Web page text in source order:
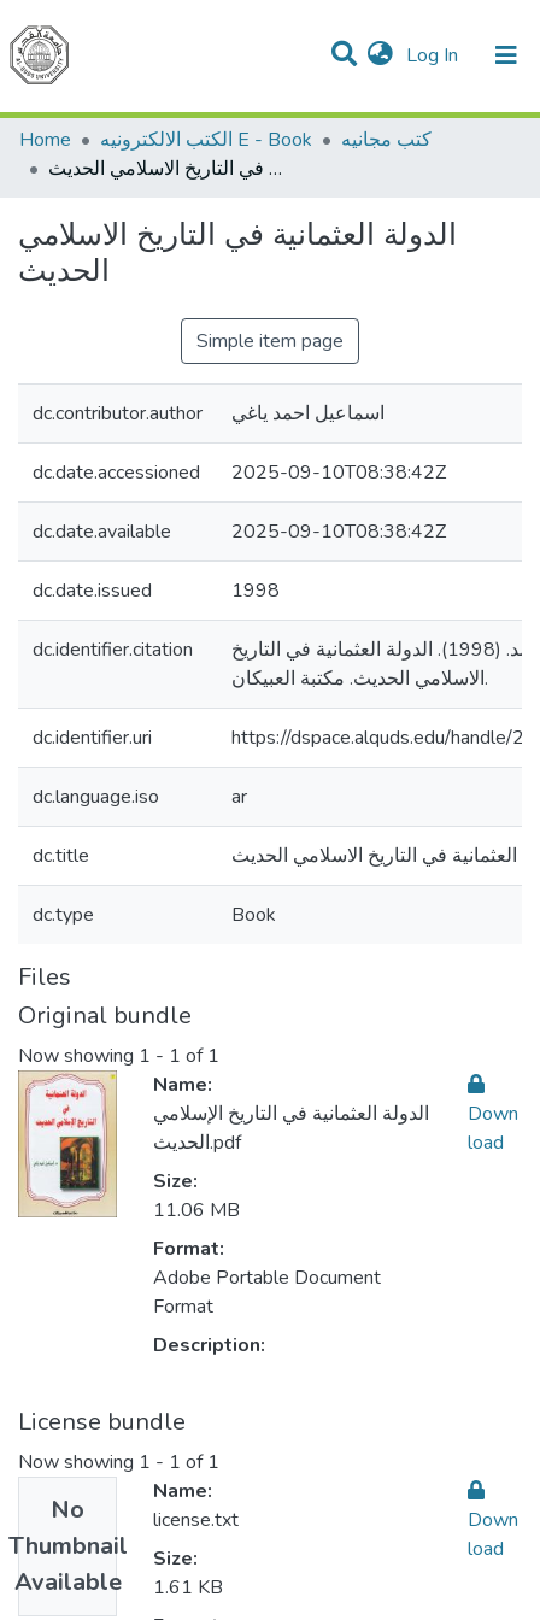
Log In (current)
Communities & Collections
All of DSpace
Home
الكتب الالكترونيه E - Book
كتب مجانيه
الدولة العثمانية في التاريخ الاسلامي الحديث
الدولة العثمانية في التاريخ الاسلامي
الحديث
Simple item page
dc.contributor.author اسماعيل احمد ياغي
dc.date.accessioned 2025-09-10T08:38:42Z
dc.date.available 2025-09-10T08:38:42Z
dc.date.issued 1998
dc.identifier.citation
ياغي، اسماعيل احمد. (1998). الدولة العثمانية في التاريخ
الاسلامي الحديث. مكتبة العبيكان.
dc.identifier.uri https://dspace.alquds.edu/handle/
dc.language.iso ar
dc.title العثمانية في التاريخ الاسلامي الحديث
dc.type Book
Files
Original bundle
Now showing 1 - 1 of 1
Name:
الدولة العثمانية في التاريخ الإسلامي
الحديث.pdf
Size:
11.06 MB
Format:
Adobe Portable Document
Format
Description:
Down
load
License bundle
Now showing 1 - 1 of 1
No
Thumbnail
Available
Name:
license.txt
Size:
1.61 KB
Down
load